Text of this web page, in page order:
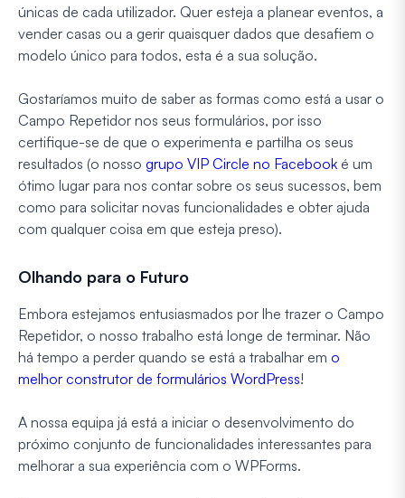
únicas de cada utilizador. Quer esteja a planear eventos, a
vender casas ou a gerir quaisquer dados que desafiem o
modelo único para todos, esta é a sua solução.
Gostaríamos muito de saber as formas como está a usar o
Campo Repetidor nos seus formulários, por isso
certifique-se de que o experimenta e partilha os seus
resultados (o nosso grupo VIP Circle no Facebook é um
ótimo lugar para nos contar sobre os seus sucessos, bem
como para solicitar novas funcionalidades e obter ajuda
com qualquer coisa em que esteja preso).
Olhando para o Futuro
Embora estejamos entusiasmados por lhe trazer o Campo
Repetidor, o nosso trabalho está longe de terminar. Não
há tempo a perder quando se está a trabalhar em o
melhor construtor de formulários WordPress!
A nossa equipa já está a iniciar o desenvolvimento do
próximo conjunto de funcionalidades interessantes para
melhorar a sua experiência com o WPForms.